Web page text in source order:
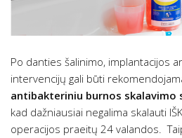
Po danties šalinimo, implantacijos
intervencijų gali būti
antibakteriniu burnos skalavimo
kad dažniausiai negalima skalauti
operacijos praeitų 24 valandos.